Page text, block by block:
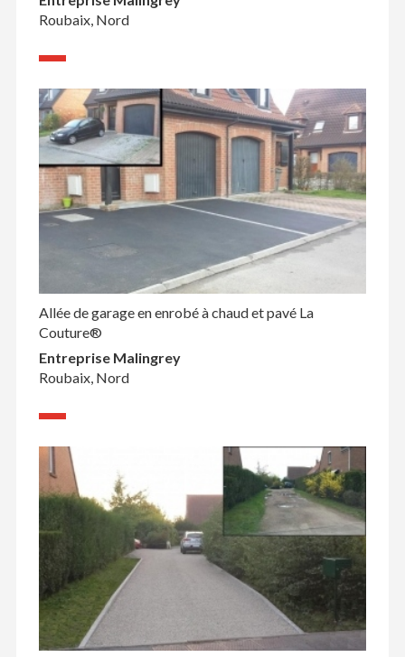
Roubaix, Nord
Allée de garage en enrobé à chaud et pavé La
Couture®
Entreprise Malingrey
Roubaix, Nord